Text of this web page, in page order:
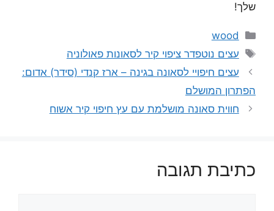
שלך!
קטגוריות
wood
תגיות
עצים נוטפדר ציפוי קיר לסאונות פאולוניה
עצים חיפויי לסאונה בגינה – ארז קנדי (סידר) אדום:
הפתרון המושלם
חווית סאונה מושלמת עם עץ חיפוי קיר אשוח
כתיבת תגובה